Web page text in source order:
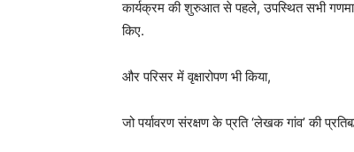
कार्यक्रम की शुरुआत से पहले, उपस्थित सभी
किए.
और परिसर में वृक्षारोपण भी किया,
जो पर्यावरण संरक्षण के प्रति ‘लेखक गांव’ की